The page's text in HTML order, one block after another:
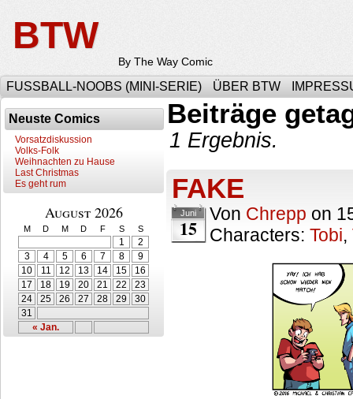
BTW
By The Way Comic
FUSSBALL-NOOBS (MINI-SERIE) ÜBER BTW
Neuste Comics
Vorsatzdiskussion
Volks-Folk
Weihnachten zu Hause
Last Christmas
Es geht rum
August 2026
M D M D F S S
« Jan.
1
2
3
4 5 6 7 8
9
10
11 12 13 14 15
16
17
18 19 20 21 22
23
24
25 26 27 28 29
30
31
Beiträge
1 Ergebnis.
FAKE
Juni
15
Von Chrepp on
Characters: Tobi,